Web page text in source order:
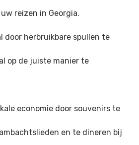
reizen in Georgia.
door herbruikbare spullen te
op de juiste manier te
economie door souvenirs te
en te dineren bij